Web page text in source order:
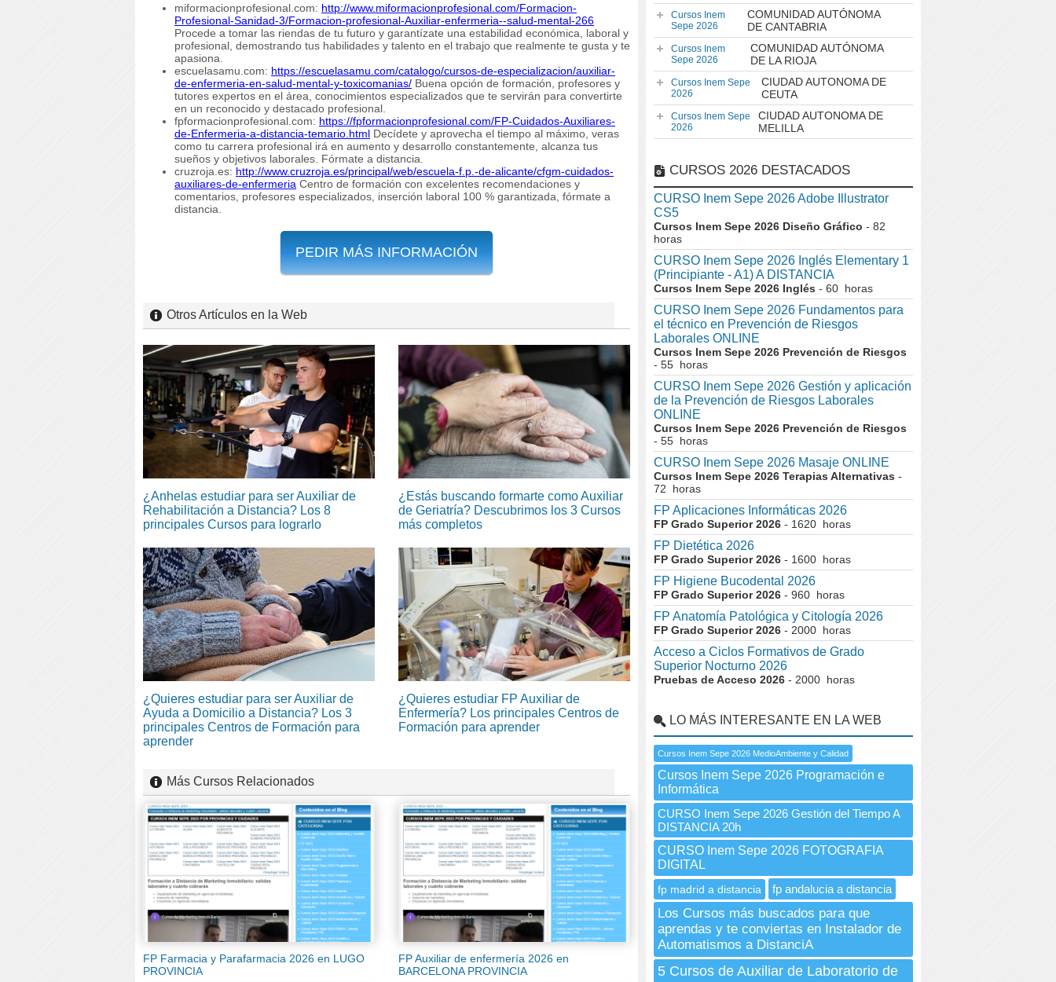
miformacionprofesional.com: http://www.miformacionprofesional.com/Formacion-
Profesional-Sanidad-3/Formacion-profesional-Auxiliar-enfermeria--salud-mental-266
Procede a tomar las riendas de tu futuro y garantízate una estabilidad económica, laboral y
profesional, demostrando tus habilidades y talento en el trabajo que realmente te gusta y te
apasiona.
escuelasamu.com: https://escuelasamu.com/catalogo/cursos-de-especializacion/auxiliar-
de-enfermeria-en-salud-mental-y-toxicomanias/ Buena opción de formación, profesores y
tutores expertos en el área, conocimientos especializados que te servirán para convertirte
en un reconocido y destacado profesional.
fpformacionprofesional.com: https://fpformacionprofesional.com/FP-Cuidados-Auxiliares-
de-Enfermeria-a-distancia-temario.html Decídete y aprovecha el tiempo al máximo, veras
como tu carrera profesional irá en aumento y desarrollo constantemente, alcanza tus
sueños y objetivos laborales. Fórmate a distancia.
cruzroja.es: http://www.cruzroja.es/principal/web/escuela-f.p.-de-alicante/cfgm-cuidados-
auxiliares-de-enfermeria Centro de formación con excelentes recomendaciones y
comentarios, profesores especializados, inserción laboral 100 % garantizada, fórmate a
distancia.
PEDIR MÁS INFORMACIÓN
Otros Artículos en la Web
¿Anhelas estudiar para ser Auxiliar de
Rehabilitación a Distancia? Los 8
principales Cursos para lograrlo
¿Estás buscando formarte como Auxiliar
de Geriatría? Descubrimos los 3 Cursos
más completos
¿Quieres estudiar para ser Auxiliar de
Ayuda a Domicilio a Distancia? Los 3
principales Centros de Formación para
aprender
¿Quieres estudiar FP Auxiliar de
Enfermería? Los principales Centros de
Formación para aprender
Más Cursos Relacionados
FP Farmacia y Parafarmacia 2026 en LUGO
PROVINCIA
FP Auxiliar de enfermería 2026 en
BARCELONA PROVINCIA
Cursos Inem
Sepe 2026
COMUNIDAD AUTÓNOMA
DE CANTABRIA
Cursos Inem
Sepe 2026
COMUNIDAD AUTÓNOMA
DE LA RIOJA
Cursos Inem Sepe
2026
CIUDAD AUTONOMA DE
CEUTA
Cursos Inem Sepe
2026
CIUDAD AUTONOMA DE
MELILLA
CURSOS 2026 DESTACADOS
CURSO Inem Sepe 2026 Adobe Illustrator
CS5
Cursos Inem Sepe 2026 Diseño Gráfico - 82
horas
CURSO Inem Sepe 2026 Inglés Elementary 1
(Principiante - A1) A DISTANCIA
Cursos Inem Sepe 2026 Inglés - 60 horas
CURSO Inem Sepe 2026 Fundamentos para
el técnico en Prevención de Riesgos
Laborales ONLINE
Cursos Inem Sepe 2026 Prevención de Riesgos
- 55 horas
CURSO Inem Sepe 2026 Gestión y aplicación
de la Prevención de Riesgos Laborales
ONLINE
Cursos Inem Sepe 2026 Prevención de Riesgos
- 55 horas
CURSO Inem Sepe 2026 Masaje ONLINE
Cursos Inem Sepe 2026 Terapias Alternativas -
72 horas
FP Aplicaciones Informáticas 2026
FP Grado Superior 2026 - 1620 horas
FP Dietética 2026
FP Grado Superior 2026 - 1600 horas
FP Higiene Bucodental 2026
FP Grado Superior 2026 - 960 horas
FP Anatomía Patológica y Citología 2026
FP Grado Superior 2026 - 2000 horas
Acceso a Ciclos Formativos de Grado
Superior Nocturno 2026
Pruebas de Acceso 2026 - 2000 horas
LO MÁS INTERESANTE EN LA WEB
Cursos Inem Sepe 2026 MedioAmbiente y Calidad
Cursos Inem Sepe 2026 Programación e
Informática
CURSO Inem Sepe 2026 Gestión del Tiempo A
DISTANCIA 20h
CURSO Inem Sepe 2026 FOTOGRAFIA
DIGITAL
fp madrid a distancia fp andalucia a distancia
Los Cursos más buscados para que
aprendas y te conviertas en Instalador de
Automatismos a DistanciA
5 Cursos de Auxiliar de Laboratorio de